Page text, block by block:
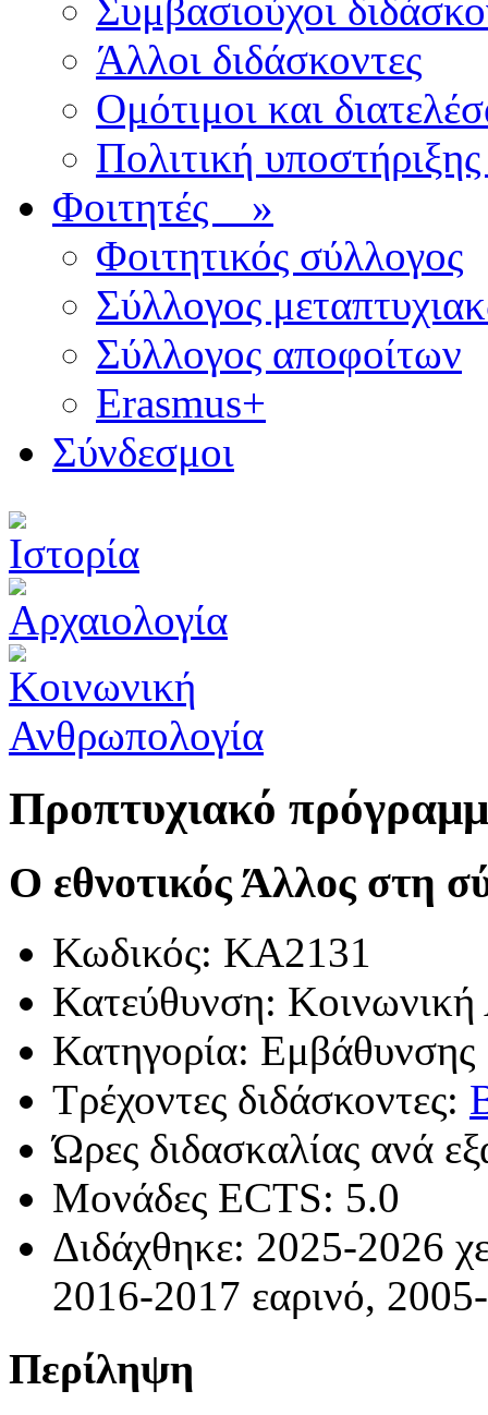
Συμβασιούχοι
Άλλοι διδάσκοντες
Ομότιμοι και
Πολιτική
Φοιτητές »
Φοιτητικός σύλλογος
Σύλλογος
Σύλλογος αποφοίτων
Erasmus+
Σύνδεσμοι
Προπτυχιακό
Ο εθνοτικός Άλλος στη
Κωδικός: ΚΑ2131
Κατεύθυνση:
Κατηγορία: Εμβάθυνσης
Τρέχοντες διδάσκοντες:
Ώρες διδασκαλίας ανά
Μονάδες ECTS: 5.0
Διδάχθηκε: 2025-2026
2016-2017 εαρινό,
Περίληψη